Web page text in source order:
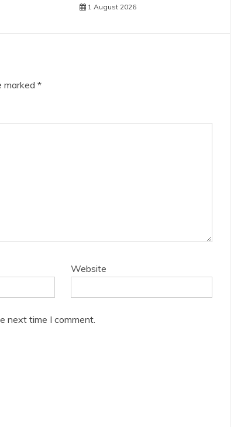
1 August 2026
marked *
Website
next time I comment.